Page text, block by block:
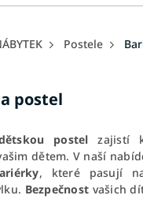
Postele
postel
postel zajistí
dětem. V naší
, které pasují
Bezpečnost vašich